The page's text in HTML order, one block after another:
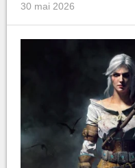
30 mai 2026